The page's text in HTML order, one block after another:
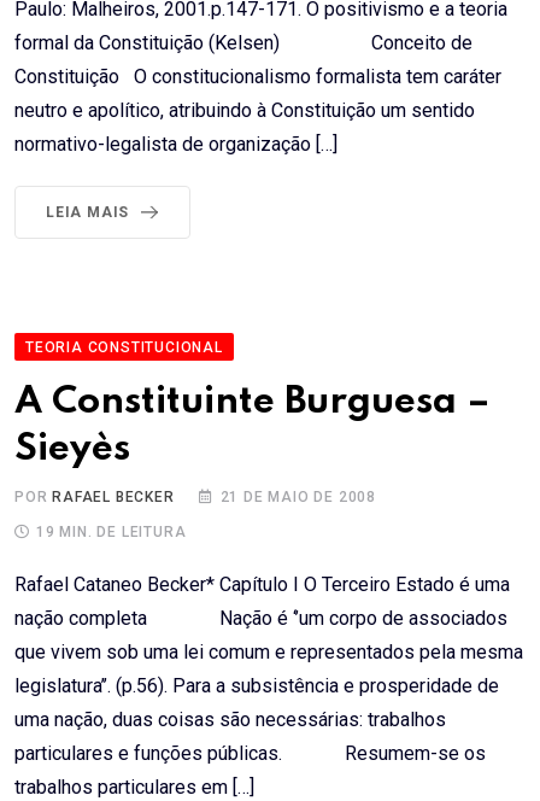
Paulo: Malheiros, 2001.p.147-171. O positivismo e a teoria
formal da Constituição (Kelsen) Conceito de
Constituição O constitucionalismo formalista tem caráter
neutro e apolítico, atribuindo à Constituição um sentido
normativo-legalista de organização […]
LEIA MAIS
TEORIA CONSTITUCIONAL
A Constituinte Burguesa –
Sieyès
POR RAFAEL BECKER 21 DE MAIO DE 2008
19 MIN. DE LEITURA
Rafael Cataneo Becker* Capítulo I O Terceiro Estado é uma
nação completa Nação é ‘’um corpo de associados
que vivem sob uma lei comum e representados pela mesma
legislatura’’. (p.56). Para a subsistência e prosperidade de
uma nação, duas coisas são necessárias: trabalhos
particulares e funções públicas. Resumem-se os
trabalhos particulares em […]